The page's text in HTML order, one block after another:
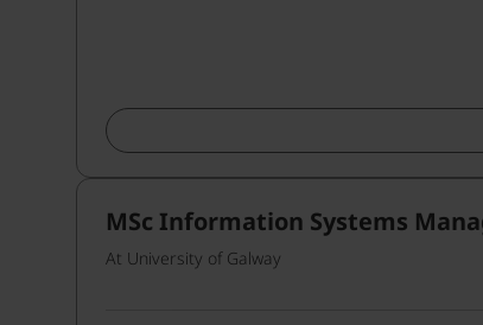
MSc Information Systems
At University of Galway